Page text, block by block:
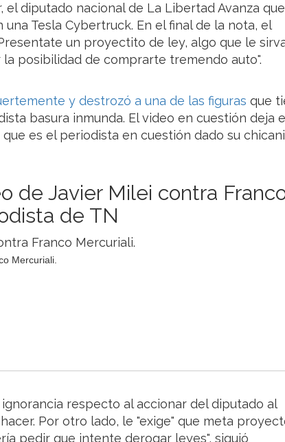
el diputado nacional de La Libertad Avanza
Tesla Cybertruck. En el final de la nota, el
un proyectito de ley, algo que le
posibilidad de comprarte tremendo auto".
y destrozó a una de las figuras que
basura inmunda. El video en cuestión deja
es el periodista en cuestión dado su
de Javier Milei contra
de TN
Mercuriali.
respecto al accionar del diputado al
Por otro lado, le "exige" que meta
pedir que intente derogar leyes", siguió